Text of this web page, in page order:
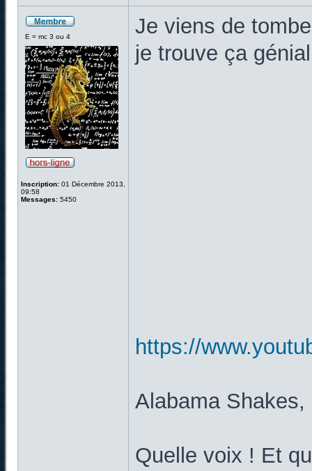
E = mc 3 ou 4
Inscription: 01 Décembre 2013,
09:58
Messages: 5450
Je viens de
je trouve ça
https://
Alabama Shakes,
Quelle voix ! Et